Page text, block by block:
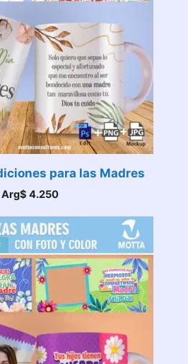
para las Madres
Arg$ 4.250